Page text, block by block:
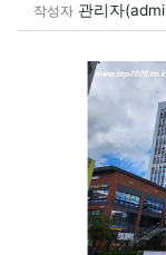
작성자 관리자